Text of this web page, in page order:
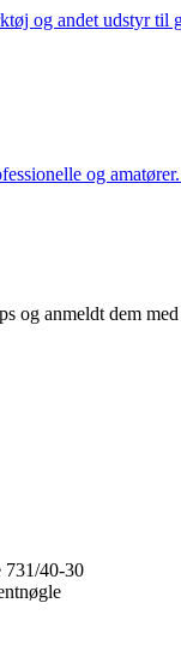
og andet udstyr til
og
og anmeldt dem
40-30